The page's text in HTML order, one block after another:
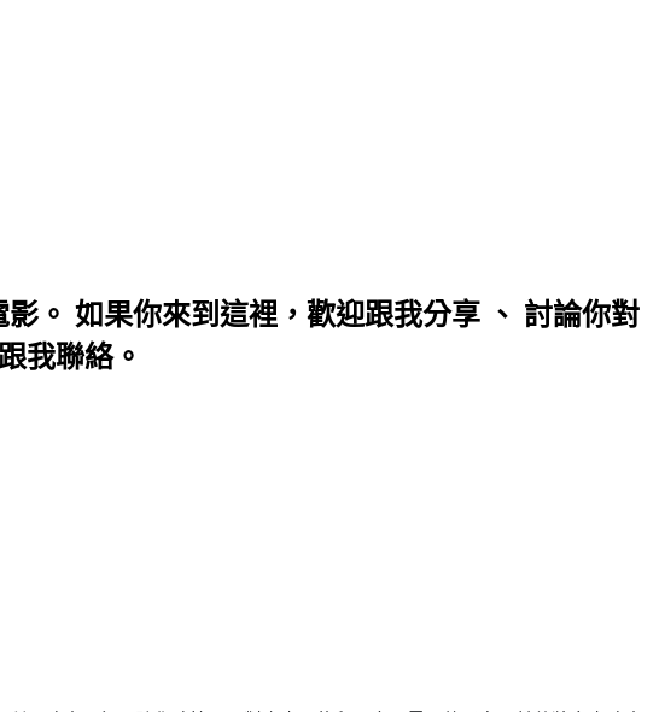
。 如果你來到這裡，歡迎跟我分享 、 討論你對
我聯絡。